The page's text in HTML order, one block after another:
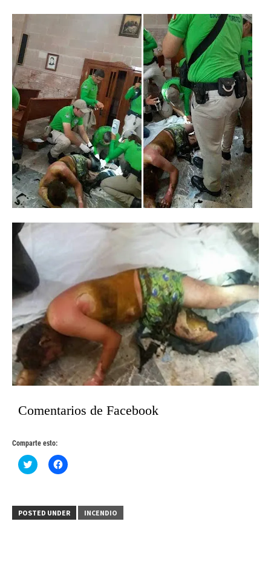
Comentarios de Facebook
Comparte esto:
Haz
clic
(Se
abre
Haz
clic
(Se
abre
POSTED UNDER INCENDIO